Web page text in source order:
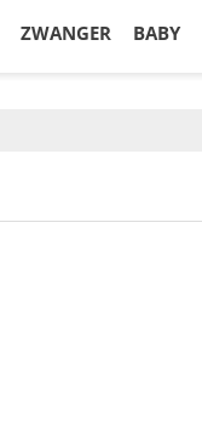
ZWANGER BABY